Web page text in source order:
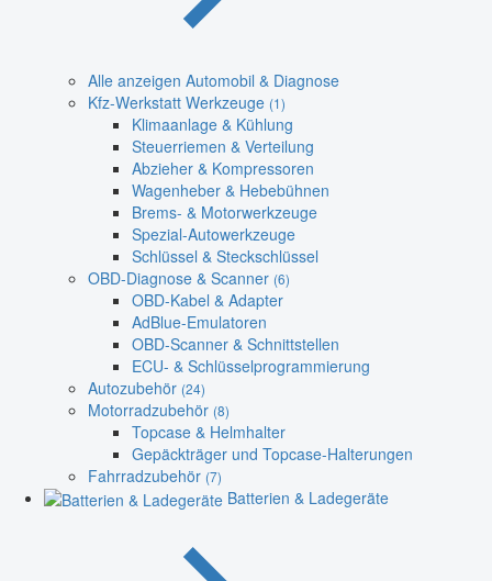
Alle anzeigen Automobil & Diagnose
Kfz-Werkstatt Werkzeuge (1)
Klimaanlage & Kühlung
Steuerriemen & Verteilung
Abzieher & Kompressoren
Wagenheber & Hebebühnen
Brems- & Motorwerkzeuge
Spezial-Autowerkzeuge
Schlüssel & Steckschlüssel
OBD-Diagnose & Scanner (6)
OBD-Kabel & Adapter
AdBlue-Emulatoren
OBD-Scanner & Schnittstellen
ECU- & Schlüsselprogrammierung
Autozubehör (24)
Motorradzubehör (8)
Topcase & Helmhalter
Gepäckträger und Topcase-Halterungen
Fahrradzubehör (7)
Batterien & Ladegeräte